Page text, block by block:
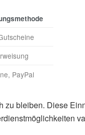
PayPal
zu bleiben. Diese